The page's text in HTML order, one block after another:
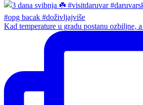
Kad temperature u gradu postanu ozbiljne,